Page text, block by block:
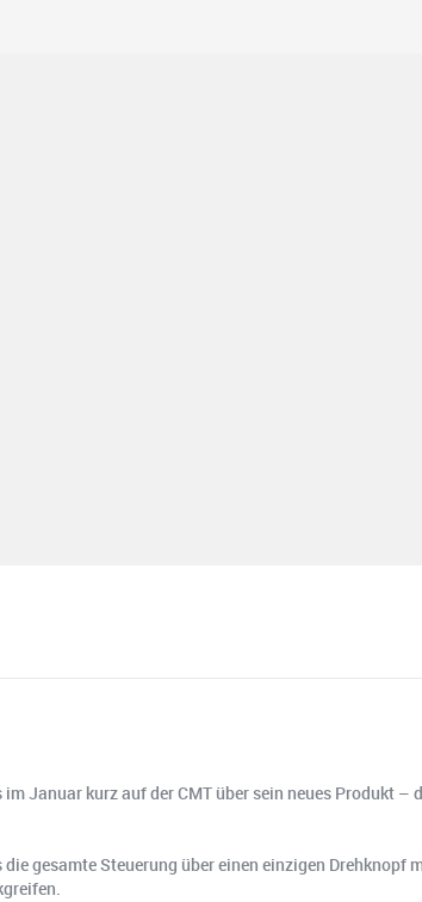
Januar kurz auf der CMT über sein neues Produkt –
gesamte Steuerung über einen einzigen